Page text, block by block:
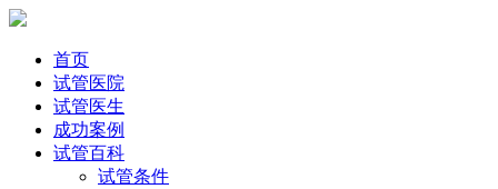
首页
试管医院
试管医生
成功案例
试管百科
试管条件